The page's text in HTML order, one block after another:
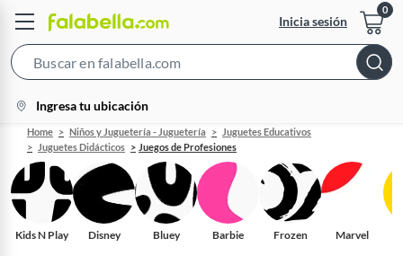
Inicia sesión
Bar
location-
icon
Ingresa tu ubicación
Home Niños y Juguetería - Juguetería
Juguetes Educativos
Juguetes Didácticos
Juegos de Profesiones
Kids N Play Disney Bluey Barbie Frozen Marvel